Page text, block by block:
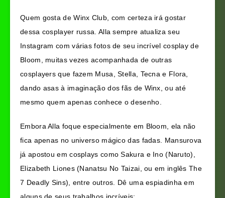
Quem gosta de Winx Club, com certeza irá gostar
dessa cosplayer russa. Alla sempre atualiza seu
Instagram com várias fotos de seu incrível cosplay de
Bloom, muitas vezes acompanhada de outras
cosplayers que fazem Musa, Stella, Tecna e Flora,
dando asas à imaginação dos fãs de Winx, ou até
mesmo quem apenas conhece o desenho.
Embora Alla foque especialmente em Bloom, ela não
fica apenas no universo mágico das fadas. Mansurova
já apostou em cosplays como Sakura e Ino (Naruto),
Elizabeth Liones (Nanatsu No Taizai, ou em inglês The
7 Deadly Sins), entre outros. Dê uma espiadinha em